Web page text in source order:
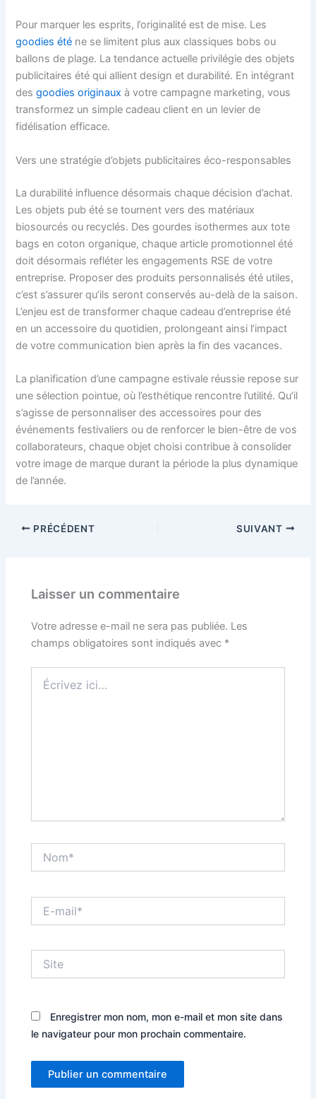
Pour marquer les esprits, l’originalité est de mise. Les
goodies été ne se limitent plus aux classiques bobs ou
ballons de plage. La tendance actuelle privilégie des objets
publicitaires été qui allient design et durabilité. En intégrant
desgoodies originaux à votre campagne marketing, vous
transformez un simple cadeau client en un levier de
fidélisation efficace.
Vers une stratégie d’objets publicitaires éco-responsables
La durabilité influence désormais chaque décision d’achat.
Les objets pub été se tournent vers des matériaux
biosourcés ou recyclés. Des gourdes isothermes aux tote
bags en coton organique, chaque article promotionnel été
doit désormais refléter les engagements RSE de votre
entreprise. Proposer des produits personnalisés été utiles,
c’est s’assurer qu’ils seront conservés au-delà de la saison.
L’enjeu est de transformer chaque cadeau d’entreprise été
en un accessoire du quotidien, prolongeant ainsi l’impact
de votre communication bien après la fin des vacances.
La planification d’une campagne estivale réussie repose sur
une sélection pointue, où l’esthétique rencontre l’utilité. Qu’il
s’agisse de personnaliser des accessoires pour des
événements festivaliers ou de renforcer le bien-être de vos
collaborateurs, chaque objet choisi contribue à consolider
votre image de marque durant la période la plus dynamique
de l’année.
PRÉCÉDENT SUIVANT
Laisser un commentaire
Votre adresse e-mail ne sera pas publiée. Les
champs obligatoires sont indiqués avec *
ici…
mail*
Enregistrer mon nom, mon e-mail et mon site dans
le navigateur pour mon prochain commentaire.